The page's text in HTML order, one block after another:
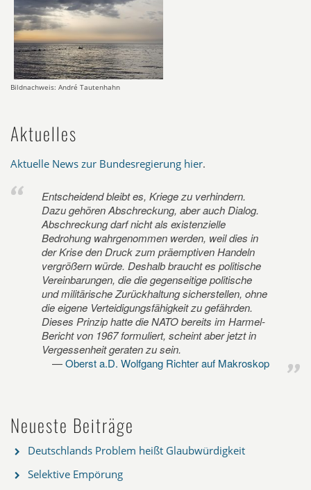
Bildnachweis: André Tautenhahn
Aktuelles
Aktuelle News zur Bundesregierung hier.
Entscheidend bleibt es, Kriege zu verhindern.
Dazu gehören Abschreckung, aber auch Dialog.
Abschreckung darf nicht als existenzielle
Bedrohung wahrgenommen werden, weil dies in
der Krise den Druck zum präemptiven Handeln
vergrößern würde. Deshalb braucht es politische
Vereinbarungen, die die gegenseitige politische
und militärische Zurückhaltung sicherstellen, ohne
die eigene Verteidigungsfähigkeit zu gefährden.
Dieses Prinzip hatte die NATO bereits im Harmel-
Bericht von 1967 formuliert, scheint aber jetzt in
Vergessenheit geraten zu sein.
Oberst a.D. Wolfgang Richter auf Makroskop
Neueste Beiträge
Deutschlands Problem heißt Glaubwürdigkeit
Selektive Empörung